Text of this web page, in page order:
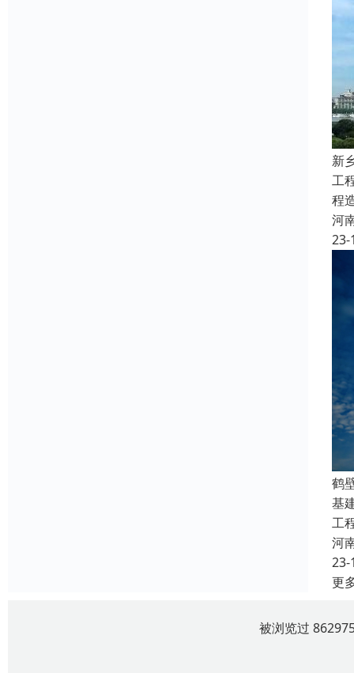
新
工
程
河
23-
鹤
基
工
河
23-
更
被浏览过